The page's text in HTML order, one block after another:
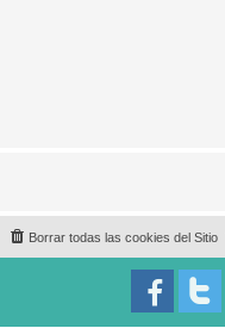
Borrar todas las cookies del Sitio